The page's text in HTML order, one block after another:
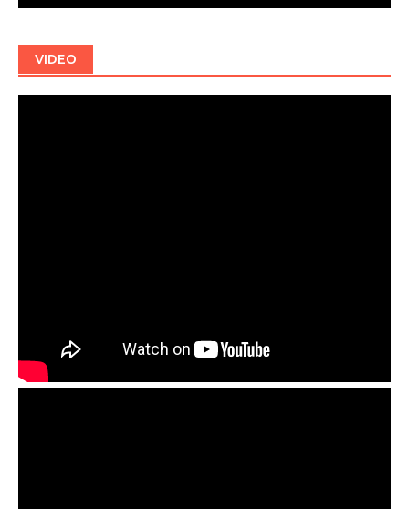
VIDEO